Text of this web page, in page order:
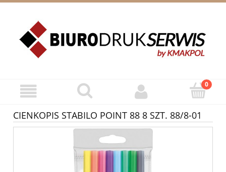
CIENKOPIS STABILO POINT 88 8 SZT. 88/8-01